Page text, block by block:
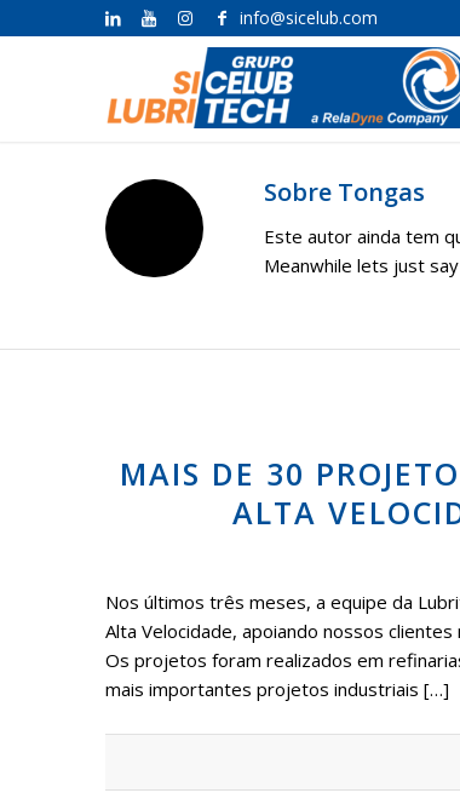
info@sicelub.com
Sobre Tongas
Este autor ainda tem
Meanwhile lets just
MAIS DE 30
ALTA
Nos últimos três meses, a equipe da
Alta Velocidade, apoiando nossos
Os projetos foram realizados em
mais importantes projetos industriais […]